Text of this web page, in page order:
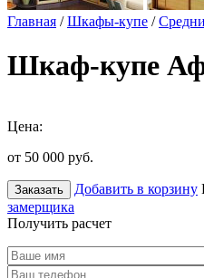
Главная /Шкафы-купе /
Шкаф-купе
Цена:
от 50 000 руб.
Заказать Добавить в корзину
замерщика
Получить расчет